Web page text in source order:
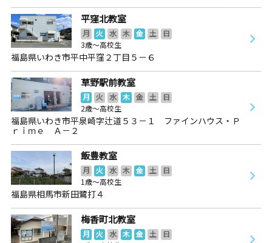
平窪北教室
月 火 水 木 金 土
日
3歳～高校生
福島県いわき市平中平窪２丁目５－６
草野駅前教室
月 火 水 木 金 土
日
2歳～高校生
福島県いわき市平泉崎字辻道５３－１ ファインハウス・Ｐ
ｒｉｍｅ Ａ－２
飯豊教室
月 火 水 木 金 土
日
1歳～高校生
福島県相馬市新田鷺打４
梅香町北教室
月 火 水 木 金 土
日